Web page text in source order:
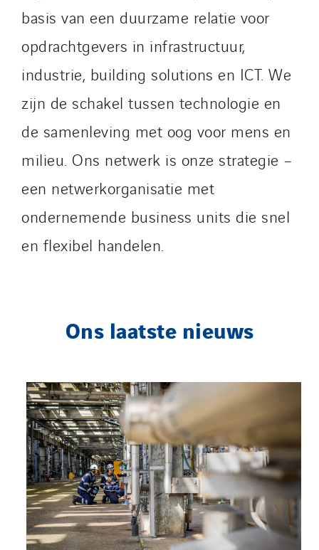
basis van een duurzame relatie voor
opdrachtgevers in infrastructuur,
industrie, building solutions en ICT. We
zijn de schakel tussen technologie en
de samenleving met oog voor mens en
milieu. Ons netwerk is onze strategie –
een netwerkorganisatie met
ondernemende business units die snel
en flexibel handelen.
Ons laatste nieuws